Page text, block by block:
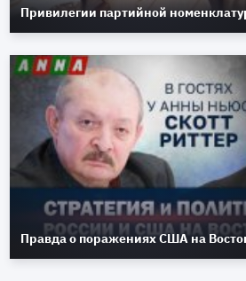
Привилегии партийной
Правда о поражениях США на